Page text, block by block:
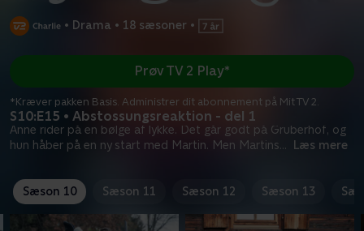
• Drama • 18 sæsoner •
S10:E15 • Abstossungsreaktion - del 1
Anne rider på en bølge af lykke. Det går godt på Gruberhof, og
hun håber på en ny start med Martin. Men Martins... Læs mere
Prøv TV 2 Play*
*Kræver pakken Basis. Administrer dit abonnement på Mit TV 2.
Sæson 10 Sæson 11 Sæson 12 Sæson 13